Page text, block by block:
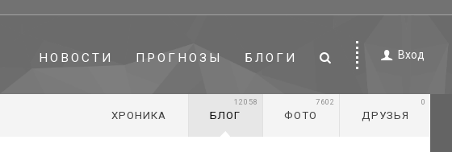
НОВОСТИ ПРОГНОЗЫ БЛОГИ Вход
ХРОНИКА БЛОГ
12058
ФОТО
7602
ДРУЗЬЯ
0